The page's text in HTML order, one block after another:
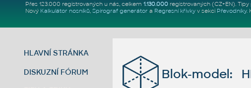
Přes 123.000 registrovaných u nás, celkem 1.130.000registrovaných (CZ+EN). Tipy
Nový Kalkulátor nosníků, Spirograf generátor a Regresní křivkyv sekci Převodníky.
HLAVNÍ STRÁNKA
DISKUZNÍ FÓRUM Blok-model: